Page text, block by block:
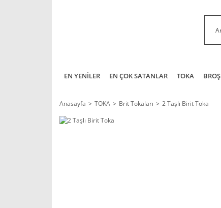
EN YENİLER EN ÇOK SATANLAR TOKA BROŞ
Anasayfa TOKA Brit Tokaları 2 Taşlı Birit Toka